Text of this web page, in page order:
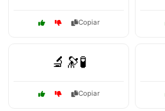
Copiar
🔬🔭🧪
Copiar